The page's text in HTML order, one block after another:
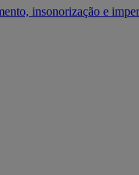
insonorização e